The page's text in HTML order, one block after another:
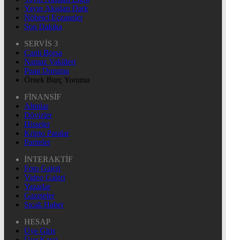
Yayın Akışları Dark
Nöbetçi Eczaneler
Son Dakika
SERVİS 3
Canlı Borsa
Namaz Vakitleri
Puan Durumu
Örnek Burç Yorumu
FİNANSİF
Altınlar
Dövizler
Hisseler
Kripto Paralar
Pariteler
İNTERAKTİF
Foto Galeri
Video Galeri
Yazarlar
Gazeteler
Sıcak Haber
HESAP
Üye Giriş